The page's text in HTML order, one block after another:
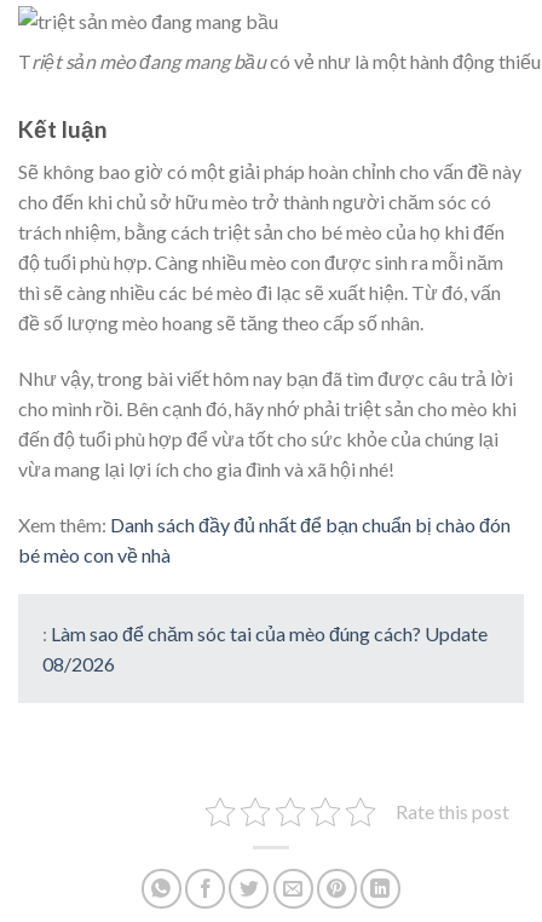
Triệt sản mèo đang mang bầucó vẻ như là một hành động
Kết luận
Sẽ không bao giờ có một giải pháp hoàn chỉnh cho vấn đề này
cho đến khi chủ sở hữu mèo trở thành người chăm sóc có
trách nhiệm, bằng cách triệt sản cho bé mèo của họ khi đến
độ tuổi phù hợp. Càng nhiều mèo con được sinh ra mỗi năm
thì sẽ càng nhiều các bé mèo đi lạc sẽ xuất hiện. Từ đó, vấn
đề số lượng mèo hoang sẽ tăng theo cấp số nhân.
Như vậy, trong bài viết hôm nay bạn đã tìm được câu trả lời
cho mình rồi. Bên cạnh đó, hãy nhớ phải triệt sản cho mèo khi
đến độ tuổi phù hợp để vừa tốt cho sức khỏe của chúng lại
vừa mang lại lợi ích cho gia đình và xã hội nhé!
Xem thêm: Danh sách đầy đủ nhất để bạn chuẩn bị chào đón
bé mèo con về nhà
: Làm sao để chăm sóc tai của mèo đúng cách? Update
08/2026
Rate this post